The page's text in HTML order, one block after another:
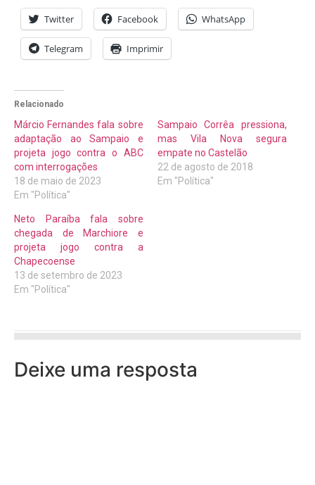
Twitter Facebook WhatsApp
Telegram Imprimir
Relacionado
Márcio Fernandes fala sobre
adaptação ao Sampaio e
projeta jogo contra o ABC
com interrogações
18 de maio de 2023
Em "Política"
Sampaio Corrêa pressiona,
mas Vila Nova segura
empate no Castelão
22 de agosto de 2018
Em "Política"
Neto Paraíba fala sobre
chegada de Marchiore e
projeta jogo contra a
Chapecoense
13 de setembro de 2023
Em "Política"
Deixe uma resposta